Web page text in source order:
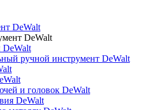
DeWalt
DeWalt
DeWalt
ручной инструмент DeWalt
и головок DeWalt
DeWalt